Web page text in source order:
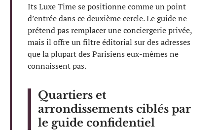
Its Luxe Time se positionne comme un point
d’entrée dans ce deuxième cercle. Le guide ne
prétend pas remplacer une conciergerie privée,
mais il offre un filtre éditorial sur des adresses
que la plupart des Parisiens eux-mêmes ne
connaissent pas.
Quartiers et
arrondissements ciblés par
le guide confidentiel